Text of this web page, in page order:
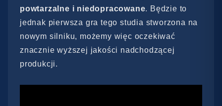
powtarzalne i niedopracowane. Będzie to
jednak pierwsza gra tego studia stworzona na
nowym silniku, możemy więc oczekiwać
znacznie wyższej jakości nadchodzącej
produkcji.